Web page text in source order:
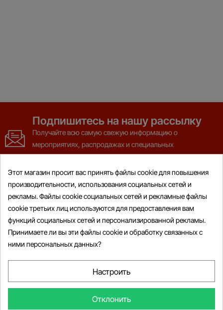
Подпишитесь на нашу рассылку
Получайте всю самую свежую информацию о
мероприятиях, распродажах и специальных
предложениях
Товары
Информация
Информация О Магазине 
Этот магазин просит вас принять файлы cookie для повышения
производительности, использования социальных сетей и
рекламы. Файлы cookie социальных сетей и рекламные файлы
cookie третьих лиц используются для предоставления вам
функций социальных сетей и персонализированной рекламы.
Принимаете ли вы эти файлы cookie и обработку связанных с
ними персональных данных?
Настроить
Отклонить